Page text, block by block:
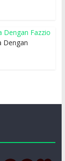
Dengan